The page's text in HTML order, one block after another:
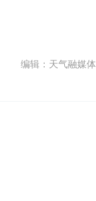
编辑：天气融媒体